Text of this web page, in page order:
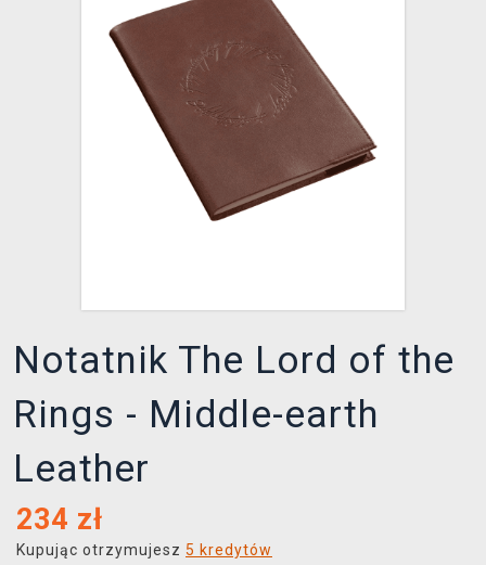
TRANSPORT
XZONE KLUB
Notatnik The Lord of the
Rings - Middle-earth
Leather
234 zł
Kupując otrzymujesz 5 kredytów